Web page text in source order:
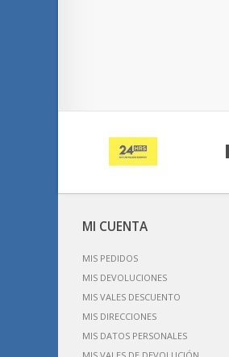
MI CUENTA
MIS PEDIDOS
MIS DEVOLUCIONES
MIS VALES DESCUENTO
MIS DIRECCIONES
MIS DATOS PERSONALES